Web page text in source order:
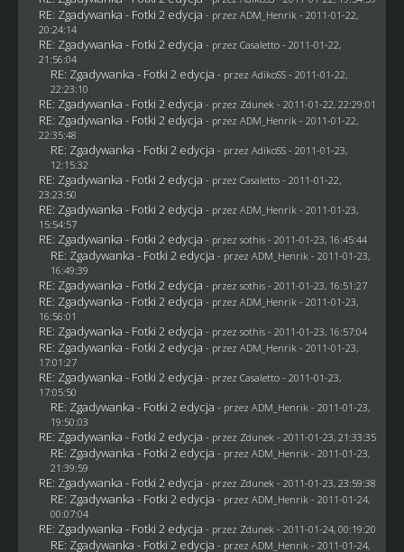
RE: Zgadywanka - Fotki 2 edycja - przez ADM_Henrik - 2011-01-22,
20:24:14
RE: Zgadywanka - Fotki 2 edycja - przez Casaletto- 2011-01-22,
21:56:04
RE: Zgadywanka - Fotki 2 edycja - przez AdikoSS - 2011-01-22,
22:23:10
RE: Zgadywanka - Fotki 2 edycja - przez Zdunek - 2011-01-22, 22:29:01
RE: Zgadywanka - Fotki 2 edycja - przez ADM_Henrik - 2011-01-22,
22:35:48
RE: Zgadywanka - Fotki 2 edycja - przez AdikoSS - 2011-01-23,
12:15:32
RE: Zgadywanka - Fotki 2 edycja - przez Casaletto- 2011-01-22,
23:23:50
RE: Zgadywanka - Fotki 2 edycja - przez ADM_Henrik - 2011-01-23,
15:54:57
RE: Zgadywanka - Fotki 2 edycja - przez sothis- 2011-01-23, 16:45:44
RE: Zgadywanka - Fotki 2 edycja - przez ADM_Henrik - 2011-01-23,
16:49:39
RE: Zgadywanka - Fotki 2 edycja - przez sothis- 2011-01-23, 16:51:27
RE: Zgadywanka - Fotki 2 edycja - przez ADM_Henrik - 2011-01-23,
16:56:01
RE: Zgadywanka - Fotki 2 edycja - przez sothis- 2011-01-23, 16:57:04
RE: Zgadywanka - Fotki 2 edycja - przez ADM_Henrik - 2011-01-23,
17:01:27
RE: Zgadywanka - Fotki 2 edycja - przez Casaletto- 2011-01-23,
17:05:50
RE: Zgadywanka - Fotki 2 edycja - przez ADM_Henrik - 2011-01-23,
19:50:03
RE: Zgadywanka - Fotki 2 edycja - przez Zdunek - 2011-01-23, 21:33:35
RE: Zgadywanka - Fotki 2 edycja - przez ADM_Henrik - 2011-01-23,
21:39:59
RE: Zgadywanka - Fotki 2 edycja - przez Zdunek - 2011-01-23, 23:59:38
RE: Zgadywanka - Fotki 2 edycja - przez ADM_Henrik - 2011-01-24,
00:07:04
RE: Zgadywanka - Fotki 2 edycja - przez Zdunek - 2011-01-24, 00:19:20
RE: Zgadywanka - Fotki 2 edycja - przez ADM_Henrik - 2011-01-24,